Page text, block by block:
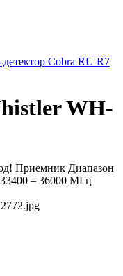
детектор Cobra RU R7
WH-
Приемник Диапазон
– 36000 МГц